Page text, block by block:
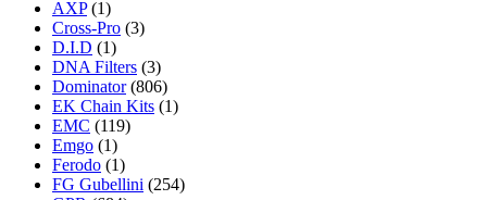
AXP (1)
Cross-Pro (3)
D.I.D (1)
DNA Filters (3)
Dominator (806)
EK Chain Kits (1)
EMC (119)
Emgo (1)
Ferodo (1)
FG Gubellini (254)